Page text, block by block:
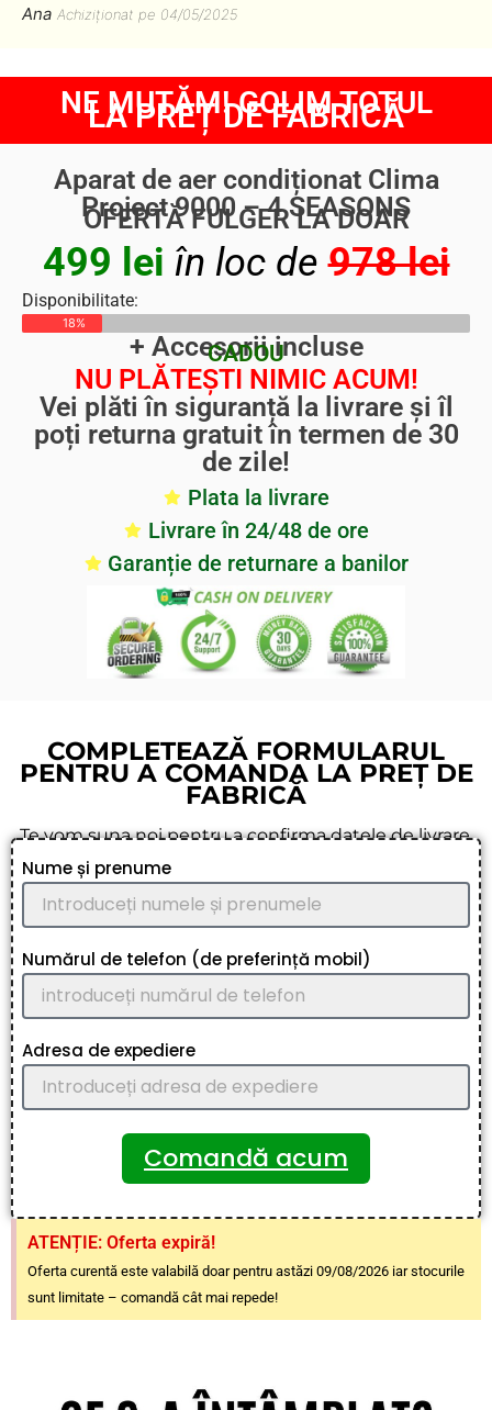
Ana Achiziționat pe 04/05/2025
NE MUTĂM! GOLIM TOTUL
LA PREȚ DE FABRICĂ
Aparat de aer condiționat Clima
Project 9000 – 4 SEASONS
OFERTĂ FULGER LA DOAR
499 lei în loc de978 lei
Disponibilitate:
18%
+ Accesorii incluse
CADOU
NU PLĂTEȘTI NIMIC ACUM!
Vei plăti în siguranță la livrare și îl
poți returna gratuit în termen de 30
de zile!
Plata la livrare
Livrare în 24/48 de ore
Garanție de returnare a banilor
COMPLETEAZĂ FORMULARUL
PENTRU A COMANDA LA PREȚ DE
FABRICĂ
Te vom suna noi pentru a confirma datele de livrare.
Nume și prenume
Numărul de telefon (de preferință mobil)
Adresa de expediere
Comandă acum
ATENȚIE: Oferta expiră!
Oferta curentă este valabilă doar pentru astăzi 09/08/2026 iar stocurile
sunt limitate – comandă cât mai repede!